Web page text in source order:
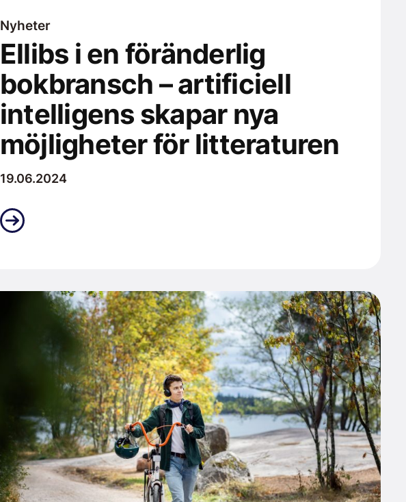
Nyheter
Ellibs i en föränderlig
bokbransch – artificiell
intelligens skapar nya
möjligheter för litteraturen
19.06.2024